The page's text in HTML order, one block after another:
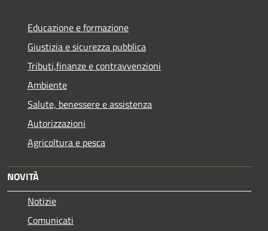
Educazione e formazione
Giustizia e sicurezza pubblica
Tributi,finanze e contravvenzioni
Ambiente
Salute, benessere e assistenza
Autorizzazioni
Agricoltura e pesca
NOVITÀ
Notizie
Comunicati